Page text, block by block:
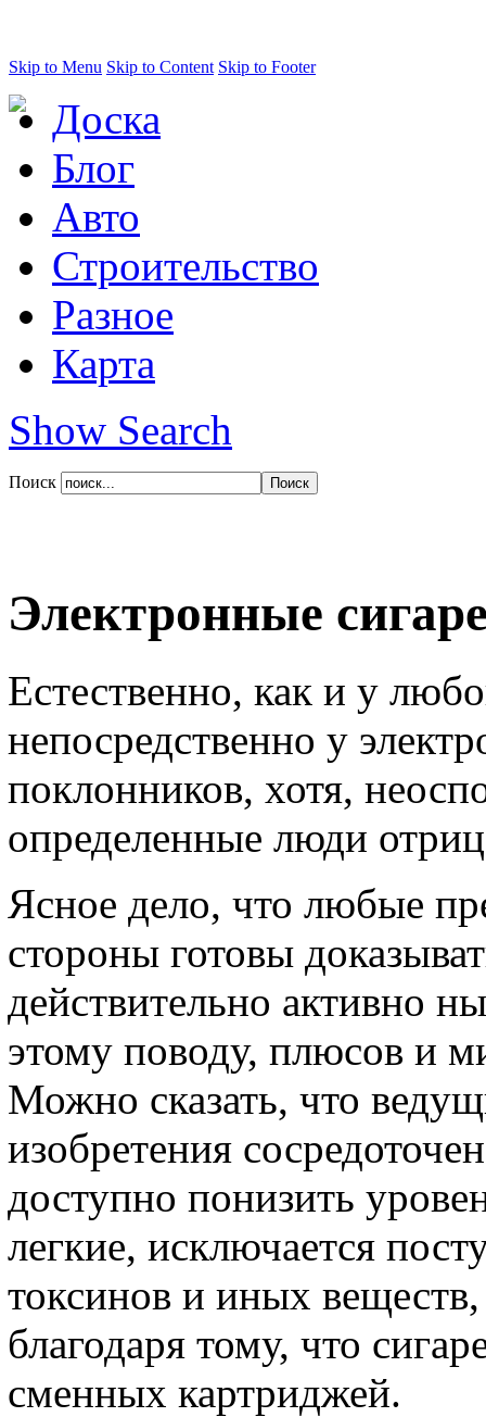
Skip to Menu Skip to Content Skip to Footer
Доска
Блог
Авто
Строительство
Разное
Карта
Show Search
Поиск
Электронные
Естественно, как и у
непосредственно у
поклонников, хотя,
определенные люди
Ясное дело, что любые
стороны готовы
действительно активно
этому поводу, плюсов и
Можно сказать, что
изобретения
доступно понизить
легкие, исключается
токсинов и иных веществ,
благодаря тому, что
сменных картриджей.